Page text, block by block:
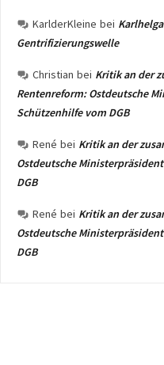
KarlderKleine bei
Gentrifizierungswelle
Christian bei Kritik an der
Rentenreform: Ostdeutsche
Schützenhilfe vom DGB
René bei Kritik an der
Ostdeutsche
DGB
René bei Kritik an der
Ostdeutsche
DGB